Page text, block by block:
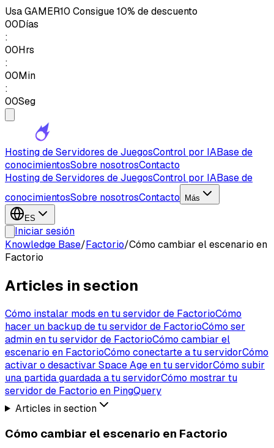
UsaGAMER10 Consigue 10% de descuento
00Días
:
00Hrs
:
00Min
:
00Seg
Hosting de Servidores de JuegosControl por IABase de
conocimientosSobre nosotrosContacto
Hosting de Servidores de JuegosControl por IABase de
conocimientosSobre nosotrosContacto Más
ES
Iniciar sesión
Knowledge Base/Factorio/Cómo cambiar el escenario en
Factorio
Articles in section
Cómo instalar mods en tu servidor de FactorioCómo
hacer un backup de tu servidor de FactorioCómo ser
admin en tu servidor de FactorioCómo cambiar el
escenario en FactorioCómo conectarte a tu servidorCómo
activar o desactivar Space Age en tu servidorCómo subir
una partida guardada a tu servidorCómo mostrar tu
servidor de Factorio en PingQuery
Articles in section
Cómo cambiar el escenario en Factorio